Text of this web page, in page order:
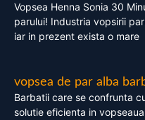
Vopsea Henna Sonia 30
parului! Industria vopsirii
iar in prezent exista o mare
vopsea de par alba
Barbatii care se confrunta
solutie eficienta in